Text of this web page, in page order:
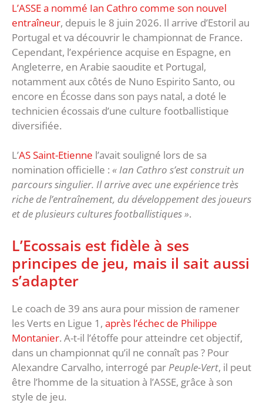
L’ASSE a nommé Ian Cathro comme son nouvel
entraîneur, depuis le 8 juin 2026. Il arrive d’Estoril au
Portugal et va découvrir le championnat de France.
Cependant, l’expérience acquise en Espagne, en
Angleterre, en Arabie saoudite et Portugal,
notamment aux côtés de Nuno Espirito Santo, ou
encore en Écosse dans son pays natal, a doté le
technicien écossais d’une culture footballistique
diversifiée.
L’AS Saint-Etienne l’avait souligné lors de sa
nomination officielle : « Ian Cathro s’est construit un
parcours singulier. Il arrive avec une expérience très
riche de l’entraînement, du développement des joueurs
et de plusieurs cultures footballistiques ».
L’Ecossais est fidèle à ses
principes de jeu, mais il sait aussi
s’adapter
Le coach de 39 ans aura pour mission de ramener
les Verts en Ligue 1, après l’échec de Philippe
Montanier. A-t-il l’étoffe pour atteindre cet objectif,
dans un championnat qu’il ne connaît pas ? Pour
Alexandre Carvalho, interrogé par Peuple-Vert, il peut
être l’homme de la situation à l’ASSE, grâce à son
style de jeu.